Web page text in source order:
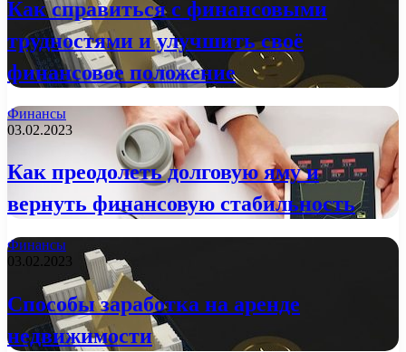
Как справиться с финансовыми
трудностями и улучшить своё
финансовое положение
Финансы
03.02.2023
Как преодолеть долговую яму и
вернуть финансовую стабильность
Финансы
03.02.2023
Способы заработка на аренде
недвижимости